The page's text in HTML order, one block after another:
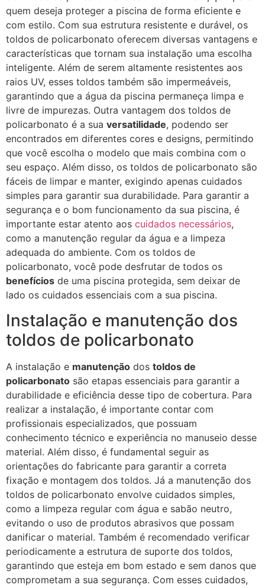
quem deseja proteger a piscina de forma eficiente e
com estilo. Com sua estrutura resistente e durável, os
toldos de policarbonato oferecem diversas vantagens e
características que tornam sua instalação uma escolha
inteligente. Além de serem altamente resistentes aos
raios UV, esses toldos também são impermeáveis,
garantindo que a água da piscina permaneça limpa e
livre de impurezas. Outra vantagem dos toldos de
policarbonato é a sua versatilidade, podendo ser
encontrados em diferentes cores e designs, permitindo
que você escolha o modelo que mais combina com o
seu espaço. Além disso, os toldos de policarbonato são
fáceis de limpar e manter, exigindo apenas cuidados
simples para garantir sua durabilidade. Para garantir a
segurança e o bom funcionamento da sua piscina, é
importante estar atento aos cuidados necessários,
como a manutenção regular da água e a limpeza
adequada do ambiente. Com os toldos de
policarbonato, você pode desfrutar de todos os
benefícios de uma piscina protegida, sem deixar de
lado os cuidados essenciais com a sua piscina.
Instalação e manutenção dos
toldos de policarbonato
A instalação e manutenção dos toldos de
policarbonato são etapas essenciais para garantir a
durabilidade e eficiência desse tipo de cobertura. Para
realizar a instalação, é importante contar com
profissionais especializados, que possuam
conhecimento técnico e experiência no manuseio desse
material. Além disso, é fundamental seguir as
orientações do fabricante para garantir a correta
fixação e montagem dos toldos. Já a manutenção dos
toldos de policarbonato envolve cuidados simples,
como a limpeza regular com água e sabão neutro,
evitando o uso de produtos abrasivos que possam
danificar o material. Também é recomendado verificar
periodicamente a estrutura de suporte dos toldos,
garantindo que esteja em bom estado e sem danos que
comprometam a sua segurança. Com esses cuidados,